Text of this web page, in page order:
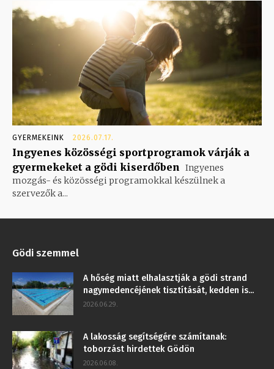
GYERMEKEINK 2026.07.17.
Ingyenes közösségi sportprogramok várják a
gyermekeket a gödi kiserdőben
Ingyenes
mozgás- és közösségi programokkal készülnek a
szervezők a...
Gödi szemmel
A hőség miatt elhalasztják a gödi strand
nagymedencéjének tisztítását, kedden is...
2026.06.29.
A lakosság segítségére számítanak:
toborzást hirdettek Gödön
2026.06.08.